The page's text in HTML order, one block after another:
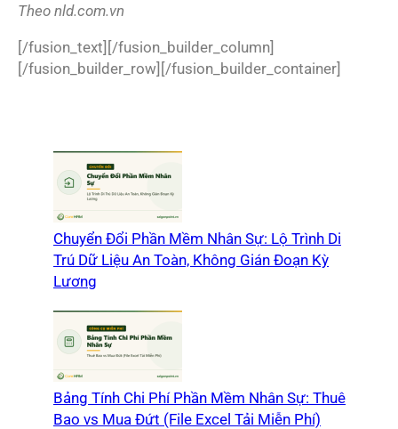
Theo nld.com.vn
[/fusion_text][/fusion_builder_column]
[/fusion_builder_row][/fusion_builder_container]
Chuyển Đổi Phần Mềm Nhân Sự: Lộ Trình Di
Trú Dữ Liệu An Toàn, Không Gián Đoạn Kỳ
Lương
Bảng Tính Chi Phí Phần Mềm Nhân Sự: Thuê
Bao vs Mua Đứt (File Excel Tải Miễn Phí)